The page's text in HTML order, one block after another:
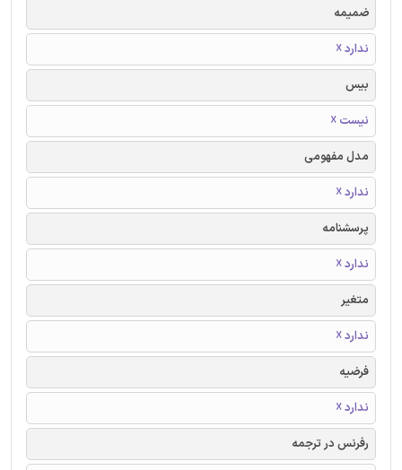
ضمیمه
ندارد ☓
بیس
نیست ☓
مدل مفهومی
ندارد ☓
پرسشنامه
ندارد ☓
متغیر
ندارد ☓
فرضیه
ندارد ☓
رفرنس در ترجمه